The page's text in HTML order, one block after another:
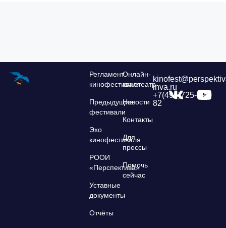
Регламент
кинофестиваля
Предыдущие
фестивали
Эхо
кинофестиваля
РООИ
«Перспектива»
Уставные
документы
Отчёты
Онлайн-
кинотеатр
Новости
Контакты
Для
прессы
Помочь
сейчас
inva.ru
+7(495)725-39-
82